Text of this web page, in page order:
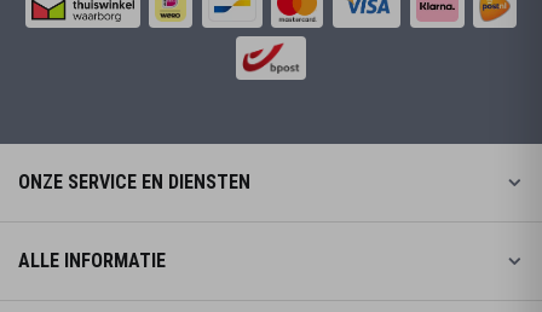
ONZE SERVICE EN DIENSTEN
ALLE INFORMATIE